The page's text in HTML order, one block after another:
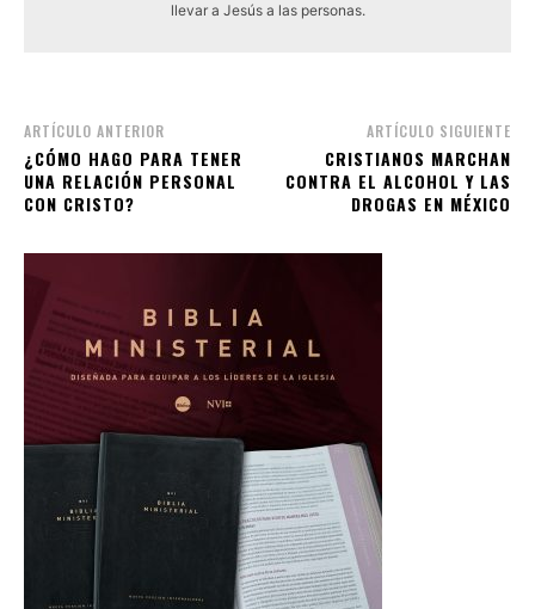
llevar a Jesús a las personas.
ARTÍCULO ANTERIOR
¿CÓMO HAGO PARA TENER
UNA RELACIÓN PERSONAL
CON CRISTO?
ARTÍCULO SIGUIENTE
CRISTIANOS MARCHAN
CONTRA EL ALCOHOL Y LAS
DROGAS EN MÉXICO